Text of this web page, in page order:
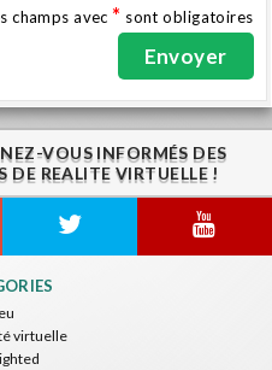
champs avec * sont obligatoires
VOUS INFORMÉS DES
DE REALITE VIRTUELLE !
virtuelle